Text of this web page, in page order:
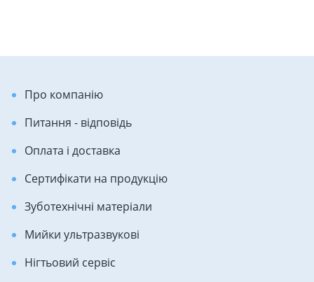
Про компанію
Питання - відповідь
Оплата і доставка
Сертифікати на продукцію
Зуботехнічні матеріали
Мийки ультразвукові
Нігтьовий сервіс